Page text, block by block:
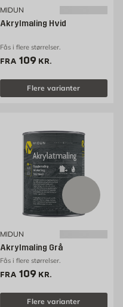
MIDUN
Akrylmaling Hvid
Fås i flere størrelser.
FRA Pris 109 kr. /stk
109 KR.
Flere varianter
MIDUN
Akrylmaling Grå
Fås i flere størrelser.
FRA Pris 109 kr. /stk
109 KR.
Flere varianter